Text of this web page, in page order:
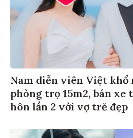
Nam diễn viên Việt khổ
phòng trọ 15m2, bán
hôn lần 2 với vợ trẻ đẹp